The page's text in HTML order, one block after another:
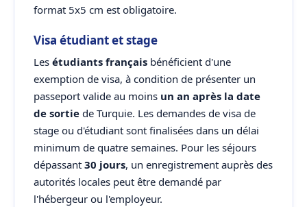
format 5x5 cm est obligatoire.
Visa étudiant et stage
Les étudiants français bénéficient d'une
exemption de visa, à condition de présenter un
passeport valide au moins un an après la date
de sortie de Turquie. Les demandes de visa de
stage ou d'étudiant sont finalisées dans un délai
minimum de quatre semaines. Pour les séjours
dépassant 30 jours, un enregistrement auprès des
autorités locales peut être demandé par
l'hébergeur ou l'employeur.